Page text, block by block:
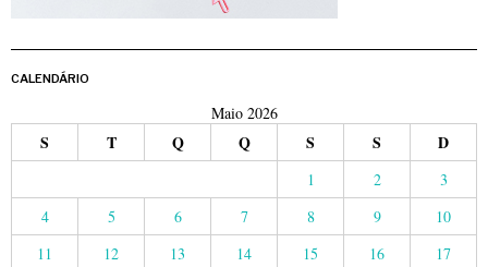
CALENDÁRIO
Maio 2026
S T Q Q S S D
1 2
3
4
5 6 7 8 9
10
11
12 13 14 15 16
17